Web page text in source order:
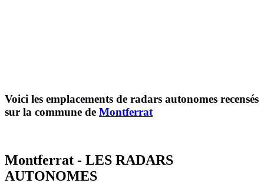
Voici les emplacements de radars autonomes recensés
sur la commune de Montferrat
Montferrat - LES RADARS
AUTONOMES